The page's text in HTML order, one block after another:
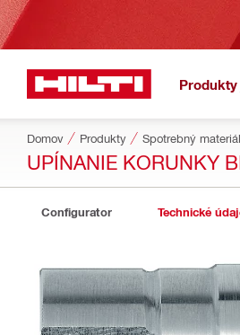
Domov Produkty
UPÍNANIE KORUNKY
Configurator Technické